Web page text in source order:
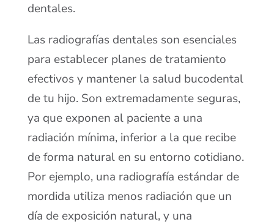
dentales.
Las radiografías dentales son esenciales
para establecer planes de tratamiento
efectivos y mantener la salud bucodental
de tu hijo. Son extremadamente seguras,
ya que exponen al paciente a una
radiación mínima, inferior a la que recibe
de forma natural en su entorno cotidiano.
Por ejemplo, una radiografía estándar de
mordida utiliza menos radiación que un
día de exposición natural, y una